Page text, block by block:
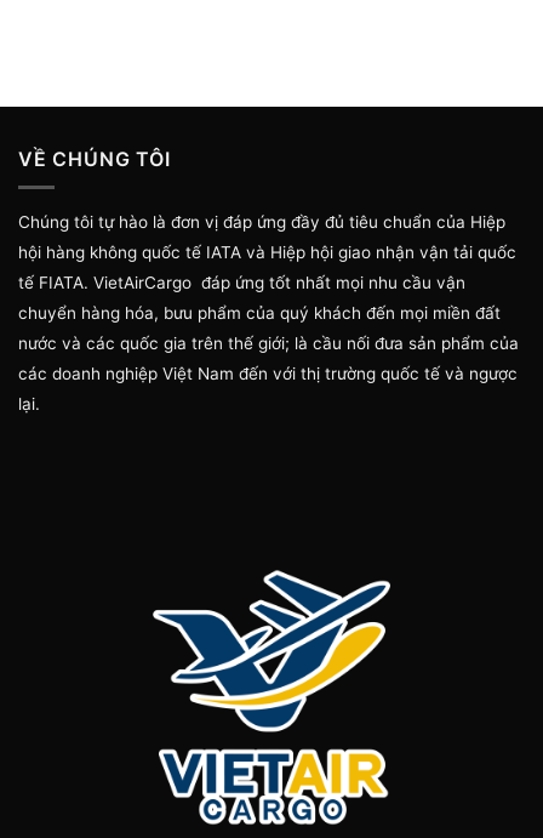
VỀ CHÚNG TÔI
Chúng tôi tự hào là đơn vị đáp ứng đầy đủ tiêu chuẩn của Hiệp
hội hàng không quốc tế IATA và Hiệp hội giao nhận vận tải quốc
tế FIATA. VietAirCargo đáp ứng tốt nhất mọi nhu cầu vận
chuyển hàng hóa, bưu phẩm của quý khách đến mọi miền đất
nước và các quốc gia trên thế giới; là cầu nối đưa sản phẩm của
các doanh nghiệp Việt Nam đến với thị trường quốc tế và ngược
lại.